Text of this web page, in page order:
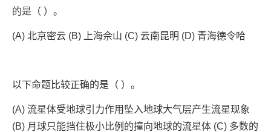
的是（ ）。
(A) 北京密云 (B) 上海佘山 (C) 云南昆明 (D) 青海德令哈
以下命题比较正确的是（ ）。
(A) 流星体受地球引力作用坠入地球大气层产生流星现象
(B) 月球只能挡住极小比例的撞向地球的流星体 (C) 多数的